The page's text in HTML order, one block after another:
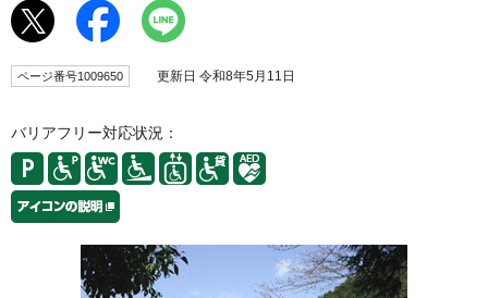
ページ番号1009650 更新日 令和8年5月11日
バリアフリー対応状況：